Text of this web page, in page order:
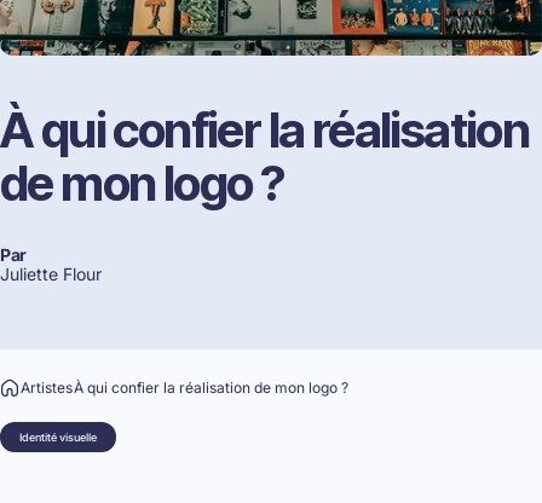
Àquiconfierlaréalisation
demonlogo?
Par
Juliette Flour
ArtistesÀ qui confier la réalisation de mon logo ?
Identité visuelle